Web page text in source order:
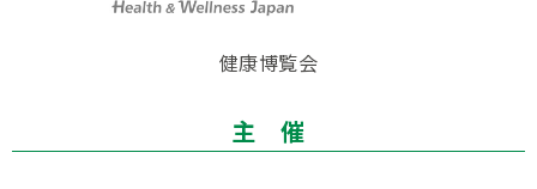
健康博覧会
主 催